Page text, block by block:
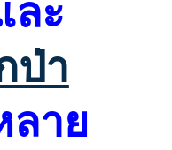
ละ
ป่า
ลาย